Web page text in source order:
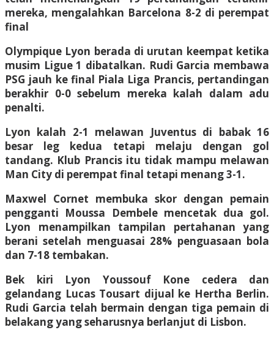
mereka, mengalahkan Barcelona 8-2 di perempat
final
Olympique Lyon berada di urutan keempat ketika
musim Ligue 1 dibatalkan. Rudi Garcia membawa
PSG jauh ke final Piala Liga Prancis, pertandingan
berakhir 0-0 sebelum mereka kalah dalam adu
penalti.
Lyon kalah 2-1 melawan Juventus di babak 16
besar leg kedua tetapi melaju dengan gol
tandang. Klub Prancis itu tidak mampu melawan
Man City di perempat final tetapi menang 3-1.
Maxwel Cornet membuka skor dengan pemain
pengganti Moussa Dembele mencetak dua gol.
Lyon menampilkan tampilan pertahanan yang
berani setelah menguasai 28% penguasaan bola
dan 7-18 tembakan.
Bek kiri Lyon Youssouf Kone cedera dan
gelandang Lucas Tousart dijual ke Hertha Berlin.
Rudi Garcia telah bermain dengan tiga pemain di
belakang yang seharusnya berlanjut di Lisbon.